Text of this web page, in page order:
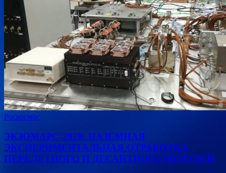
Роскосмос
ЭКЗОМАРС-2020: НАЗЕМНАЯ
ЭКСПЕРИМЕНТАЛЬНАЯ ОТРАБОТКА
ПЕРЕЛЕТНОГО И ДЕСАНТНОГО МОДУЛЕЙ